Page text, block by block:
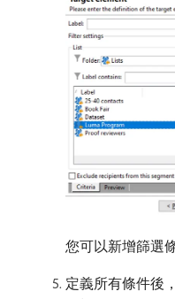
您可以新增篩選
定義所有條件後